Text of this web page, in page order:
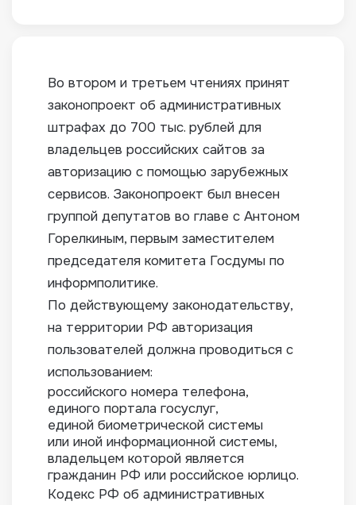
Во втором и третьем чтениях принят
законопроект об административных
штрафах до 700 тыс. рублей для
владельцев российских сайтов за
авторизацию с помощью зарубежных
сервисов. Законопроект был внесен
группой депутатов во главе с Антоном
Горелкиным, первым заместителем
председателя комитета Госдумы по
информполитике.
По действующему законодательству,
на территории РФ авторизация
пользователей должна проводиться с
использованием:
российского номера телефона,
единого портала госуслуг,
единой биометрической системы
или иной информационной системы,
владельцем которой является
гражданин РФ или российское юрлицо.
Кодекс РФ об административных